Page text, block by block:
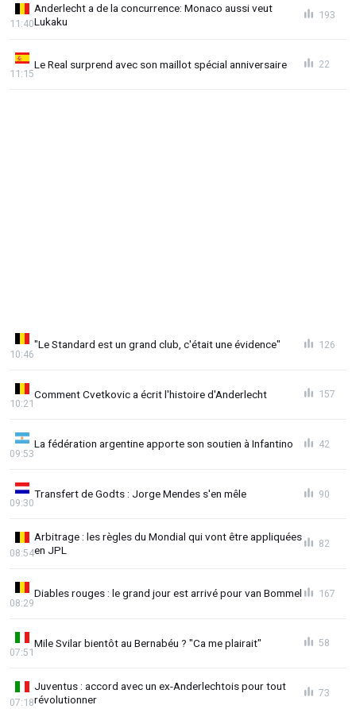
Anderlecht a de la concurrence: Monaco aussi veut
Lukaku
11:40
193
Le Real surprend avec son maillot spécial anniversaire
11:15
22
"Le Standard est un grand club, c'était une évidence"
10:46
126
Comment Cvetkovic a écrit l'histoire d'Anderlecht
10:21
157
La fédération argentine apporte son soutien à Infantino
09:53
42
Transfert de Godts : Jorge Mendes s'en mêle
09:30
90
Arbitrage : les règles du Mondial qui vont être appliquées
en JPL
08:54
82
Diables rouges : le grand jour est arrivé pour van Bommel
08:29
167
Mile Svilar bientôt au Bernabéu ? "Ca me plairait"
07:51
58
Juventus : accord avec un ex-Anderlechtois pour tout
révolutionner
07:18
73